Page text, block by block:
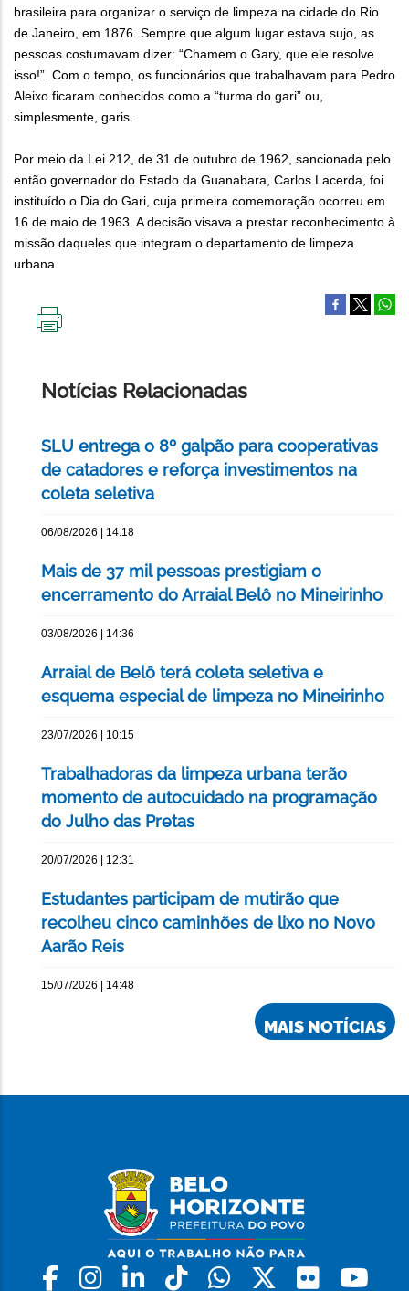
brasileira para organizar o serviço de limpeza na cidade do Rio
de Janeiro, em 1876. Sempre que algum lugar estava sujo, as
pessoas costumavam dizer: “Chamem o Gary, que ele resolve
isso!”. Com o tempo, os funcionários que trabalhavam para Pedro
Aleixo ficaram conhecidos como a “turma do gari” ou,
simplesmente, garis.
Por meio da Lei 212, de 31 de outubro de 1962, sancionada pelo
então governador do Estado da Guanabara, Carlos Lacerda, foi
instituído o Dia do Gari, cuja primeira comemoração ocorreu em
16 de maio de 1963. A decisão visava a prestar reconhecimento à
missão daqueles que integram o departamento de limpeza
urbana.
Notícias Relacionadas
SLU entrega o 8º galpão para cooperativas
de catadores e reforça investimentos na
coleta seletiva
06/08/2026 | 14:18
Mais de 37 mil pessoas prestigiam o
encerramento do Arraial Belô no Mineirinho
03/08/2026 | 14:36
Arraial de Belô terá coleta seletiva e
esquema especial de limpeza no Mineirinho
23/07/2026 | 10:15
Trabalhadoras da limpeza urbana terão
momento de autocuidado na programação
do Julho das Pretas
20/07/2026 | 12:31
Estudantes participam de mutirão que
recolheu cinco caminhões de lixo no Novo
Aarão Reis
15/07/2026 | 14:48
MAIS NOTÍCIAS
Facebook
Instagram
LinkedinTiktokWhatsapp
X Flickr